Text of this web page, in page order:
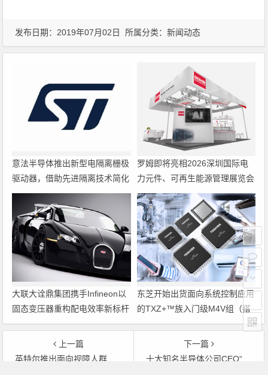
发布日期：2019年07月02日 所属分类：新闻动态
意法半导体推出新型电隔离栅极
驱动器，借助先进隔离技术简化
电源设计
罗姆即将亮相2026深圳国际电
力元件、可再生能源管理展览会
暨研讨会
大联大诠鼎集团携手Infineon以
固态变压器重构配电效率新标杆
东芝开始出货面向系统控制应用
的TXZ+™族入门级M4V组（搭
载Arm Cortex‑M4内核的标准微
控制器）工程样品
上一篇
英特尔推出面向视障人群的语音电子阅读器
下一篇
十大知名半导体公司CEO“薪”情调查